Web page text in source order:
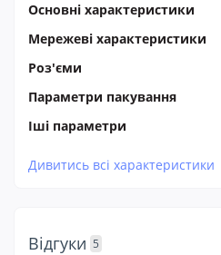
Основні характеристики
Мережеві характеристики
Роз'єми
Параметри пакування
Іші параметри
Дивитись всі характеристики
Відгуки 5